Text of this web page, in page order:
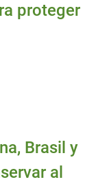
proteger
Brasil y
al